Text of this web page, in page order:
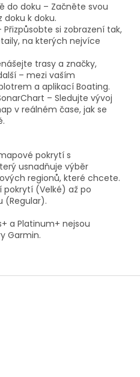
do doku – Začněte svou
k doku.
si zobrazení tak,
na kterých nejvíce
trasy a značky,
– mezi vaším
a aplikací Boating.
– Sledujte vývoj
v reálném čase, jak se
pokrytí s
usnadňuje výběr
regionů, které chcete.
pokrytí (Velké) až po
(Regular).
a Platinum+ nejsou
Garmin.